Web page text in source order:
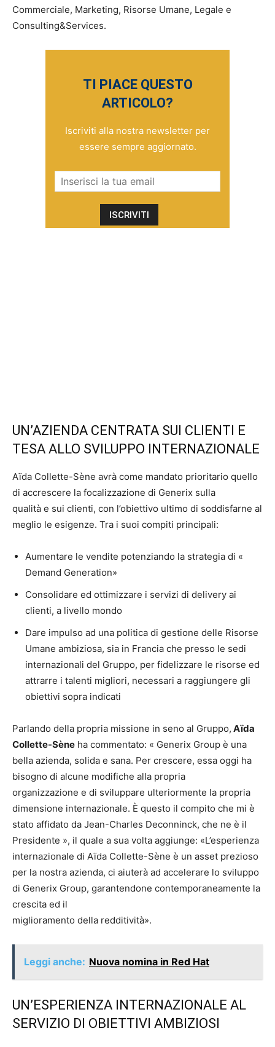
Commerciale, Marketing, Risorse Umane, Legale e
Consulting&Services.
TI PIACE QUESTO
ARTICOLO?
Iscriviti alla nostra newsletter per
essere sempre aggiornato.
UN’AZIENDA CENTRATA SUI CLIENTI E
TESA ALLO SVILUPPO INTERNAZIONALE
Aïda Collette-Sène avrà come mandato prioritario quello
di accrescere la focalizzazione di Generix sulla
qualità e sui clienti, con l’obiettivo ultimo di soddisfarne al
meglio le esigenze. Tra i suoi compiti principali:
Aumentare le vendite potenziando la strategia di «
Demand Generation»
Consolidare ed ottimizzare i servizi di delivery ai
clienti, a livello mondo
Dare impulso ad una politica di gestione delle Risorse
Umane ambiziosa, sia in Francia che presso le sedi
internazionali del Gruppo, per fidelizzare le risorse ed
attrarre i talenti migliori, necessari a raggiungere gli
obiettivi sopra indicati
Parlando della propria missione in seno al Gruppo, Aïda
Collette-Sène ha commentato: « Generix Group è una
bella azienda, solida e sana. Per crescere, essa oggi ha
bisogno di alcune modifiche alla propria
organizzazione e di sviluppare ulteriormente la propria
dimensione internazionale. È questo il compito che mi è
stato affidato da Jean-Charles Deconninck, che ne è il
Presidente », il quale a sua volta aggiunge: «L’esperienza
internazionale di Aïda Collette-Sène è un asset prezioso
per la nostra azienda, ci aiuterà ad accelerare lo sviluppo
di Generix Group, garantendone contemporaneamente la
crescita ed il
miglioramento della redditività».
Leggi anche: Nuova nomina in Red Hat
UN’ESPERIENZA INTERNAZIONALE AL
SERVIZIO DI OBIETTIVI AMBIZIOSI